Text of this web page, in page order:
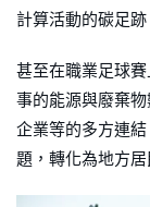
計算活動的碳足
甚至在職業足球
事的能源與廢棄
企業等的多方連
題，轉化為地方